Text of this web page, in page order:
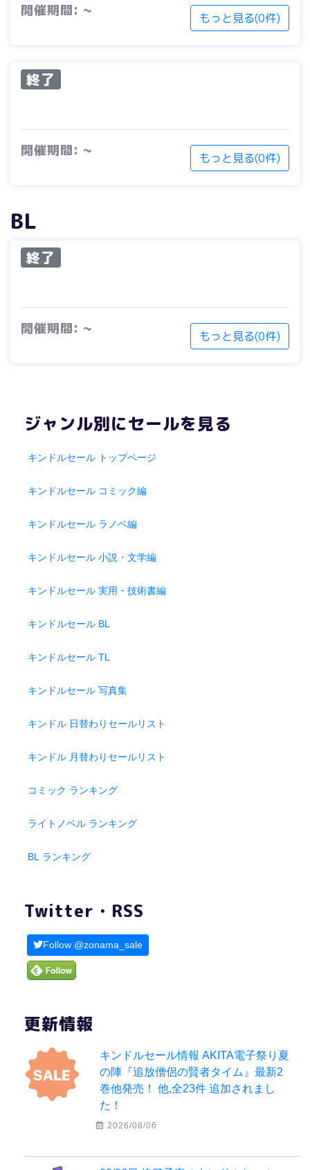
開催期間: ~ もっと見る(0件)
終了
開催期間: ~ もっと見る(0件)
BL
終了
開催期間: ~ もっと見る(0件)
ジャンル別にセールを見る
キンドルセール トップページ
キンドルセール コミック編
キンドルセール ラノベ編
キンドルセール 小説・文学編
キンドルセール 実用・技術書編
キンドルセール BL
キンドルセール TL
キンドルセール 写真集
キンドル 日替わりセールリスト
キンドル 月替わりセールリスト
コミック ランキング
ライトノベル ランキング
BL ランキング
Twitter・RSS
Follow @zonama_sale
更新情報
キンドルセール情報 AKITA電子祭り夏
の陣『追放僧侶の賢者タイム』最新2
巻他発売！ 他,全23件 追加されまし
た！
2026/08/06